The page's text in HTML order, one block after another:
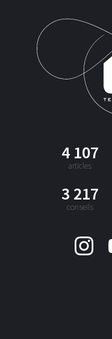
4 107
articles
3 217
conseils